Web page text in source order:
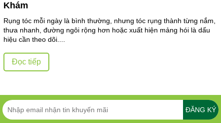
Khám
Rụng tóc mỗi ngày là bình thường, nhưng tóc rụng thành từng nắm,
thưa nhanh, đường ngôi rộng hơn hoặc xuất hiện mảng hói là dấu
hiệu cần theo dõi....
Đọc tiếp
ĐĂNG KÝ